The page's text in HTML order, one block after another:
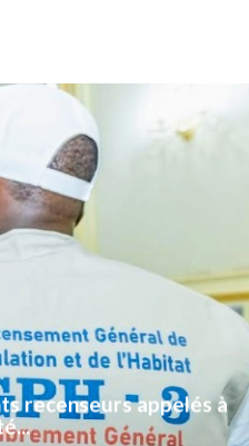
4 AOÛT 2026
recenseurs appelés à